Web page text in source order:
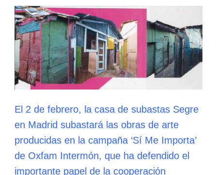
El 2 de febrero, la casa de subastas Segre
en Madrid subastará las obras de arte
producidas en la campaña ‘Sí Me Importa’
de Oxfam Intermón, que ha defendido el
importante papel de la cooperación